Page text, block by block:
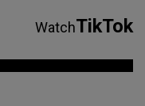
WatchTikTok